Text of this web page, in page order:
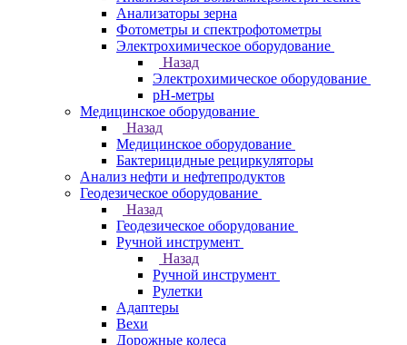
Анализаторы зерна
Фотометры и спектрофотометры
Электрохимическое оборудование
Назад
Электрохимическое оборудование
pH-метры
Медицинское оборудование
Назад
Медицинское оборудование
Бактерицидные рециркуляторы
Анализ нефти и нефтепродуктов
Геодезическое оборудование
Назад
Геодезическое оборудование
Ручной инструмент
Назад
Ручной инструмент
Рулетки
Адаптеры
Вехи
Дорожные колеса